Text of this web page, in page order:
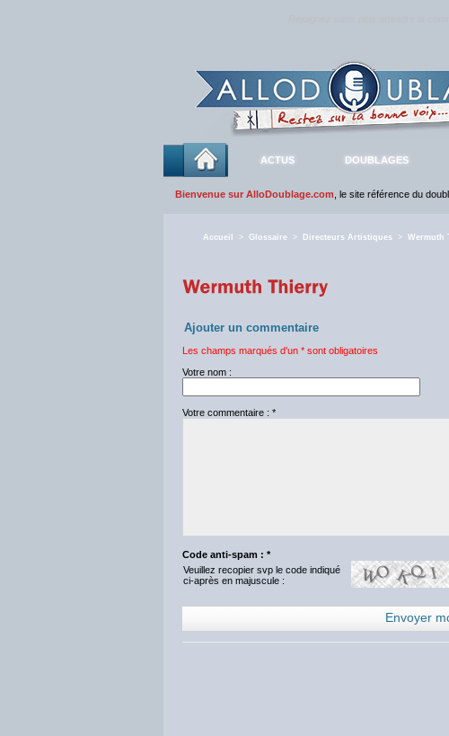
ACTUS DOUBLAGES
Bienvenue sur AlloDoublage.com , le site référence du
Accueil > Glossaire > Directeurs Artistiques > Wermuth
Ajouter un commentaire
Les champs marqués d'un * sont obligatoires
Votre nom :
Votre commentaire : *
Code anti-spam : *
Veuillez recopier svp le code indiqué
ci-après en majuscule :